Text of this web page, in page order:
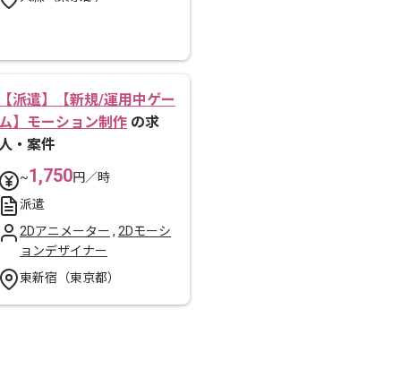
派遣】【新規/運用中ゲー
】モーション制作 の求
・案件
~1,750円／時
派遣
2Dアニメーター , 2Dモーシ
ョンデザイナー
東新宿（東京都）